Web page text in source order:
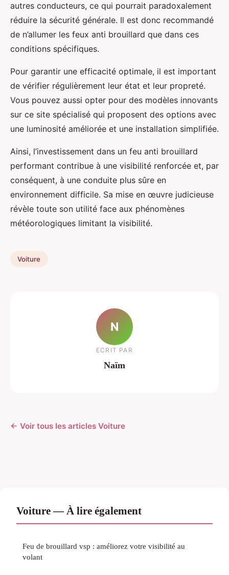
autres conducteurs, ce qui pourrait paradoxalement
réduire la sécurité générale. Il est donc recommandé
de n’allumer les feux anti brouillard que dans ces
conditions spécifiques.
Pour garantir une efficacité optimale, il est important
de vérifier régulièrement leur état et leur propreté.
Vous pouvez aussi opter pour des modèles innovants
sur ce site spécialisé qui proposent des options avec
une luminosité améliorée et une installation simplifiée.
Ainsi, l’investissement dans un feu anti brouillard
performant contribue à une visibilité renforcée et, par
conséquent, à une conduite plus sûre en
environnement difficile. Sa mise en œuvre judicieuse
révèle toute son utilité face aux phénomènes
météorologiques limitant la visibilité.
Voiture
N
ECRIT PAR
Naïm
← Voir tous les articles Voiture
Voiture — À lire également
Feu de brouillard vsp : améliorez votre visibilité au
volant